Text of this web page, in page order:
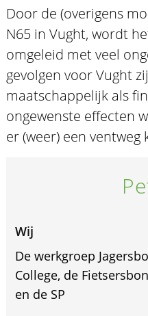
Door de (overigens
N65 in Vught, wordt
omgeleid met veel
gevolgen voor Vught
maatschappelijk als
ongewenste effecten
er (weer) een ventweg
Wij
De werkgroep
College, de
en de SP